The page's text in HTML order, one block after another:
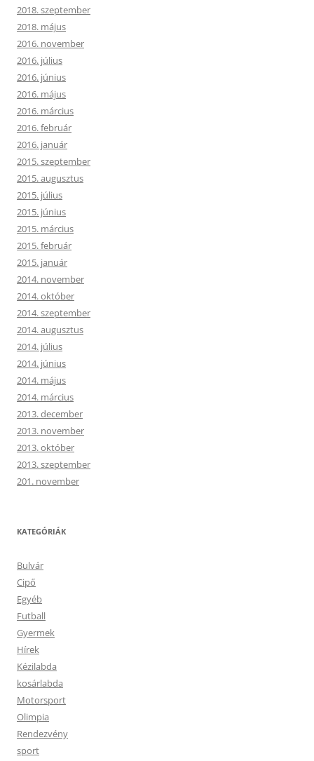
2018. szeptember
2018. május
2016. november
2016. július
2016. június
2016. május
2016. március
2016. február
2016. január
2015. szeptember
2015. augusztus
2015. július
2015. június
2015. március
2015. február
2015. január
2014. november
2014. október
2014. szeptember
2014. augusztus
2014. július
2014. június
2014. május
2014. március
2013. december
2013. november
2013. október
2013. szeptember
201. november
KATEGÓRIÁK
Bulvár
Cipő
Egyéb
Futball
Gyermek
Hírek
Kézilabda
kosárlabda
Motorsport
Olimpia
Rendezvény
sport